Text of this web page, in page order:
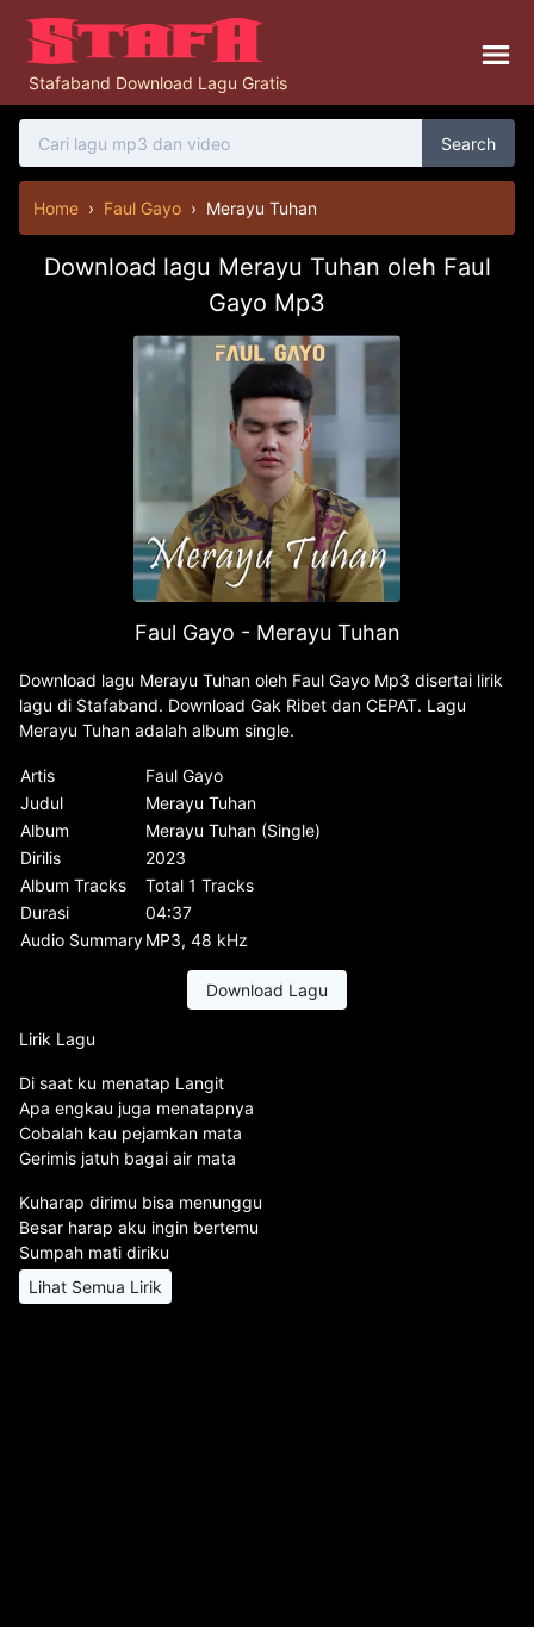
Stafaband Download Lagu Gratis
Search
Home › Faul Gayo › Merayu Tuhan
Download lagu Merayu Tuhan oleh Faul
Gayo Mp3
Faul Gayo - Merayu Tuhan
Download lagu Merayu Tuhan oleh Faul Gayo Mp3 disertai lirik
lagu di Stafaband. Download Gak Ribet dan CEPAT. Lagu
Merayu Tuhan adalah album single.
Artis
Faul Gayo
Judul
Merayu Tuhan
Album
Merayu Tuhan (Single)
Dirilis
2023
Album Tracks
Total 1 Tracks
Durasi
04:37
Audio SummaryMP3, 48 kHz
Download Lagu
Lirik Lagu
Di saat ku menatap Langit
Apa engkau juga menatapnya
Cobalah kau pejamkan mata
Gerimis jatuh bagai air mata
Kuharap dirimu bisa menunggu
Besar harap aku ingin bertemu
Sumpah mati diriku
Lihat Semua Lirik